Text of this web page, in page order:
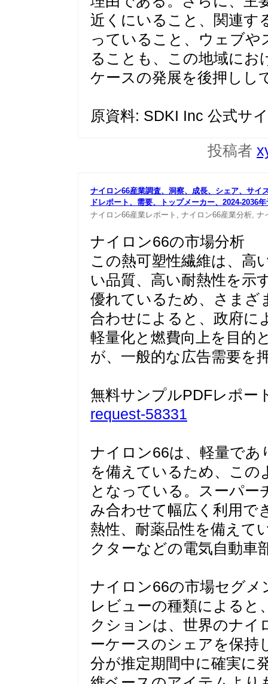
近くにいること、関連す
っていること、ウェブ
ることも、この地域にお
ケースの発展を後押しし
原資料: SDKI Inc 公式サ
投稿者
ナイロン66産業調査、洞察、成長、シェア、サイ
ドレポート、需要、トップメーカー、2024-2036年
ナイロン66産業レポート, ナイロン66産業分析, ナ
ナイロン66の市場分析
この熱可塑性繊維は、高
い品質、高い耐熱性を示
優れているため、さまざ
合わせによると、政府に
軽量化と燃費向上を目的
が、一般的な広告需要を
無料サンプルPDFレポー
request-58331
ナイロン66は、軽量であ
を備えているため、この
となっている。スーパー
み合わせて幅広く利用で
熱性、耐薬品性を備えて
クターなどの電気自動車
ナイロン66の市場セグメ
レビューの種類によると
クションは、世界のナイ
ーケースのシェアを保持
分が推定期間中に確実に